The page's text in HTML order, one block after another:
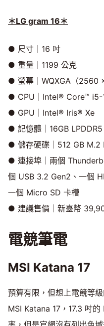
＊LG gram 16＊
● 尺寸｜16 吋
● 重量｜1199 公克
● 螢幕｜WQXGA（2560
● CPU｜Intel® Core™ i5-
● GPU｜Intel® Iris® Xe
● 記憶體｜16GB LPDDR5
● 儲存硬碟｜512 GB M.2
● 連接埠｜兩個
個 USB 3.2 Gen2、一個
一個 Micro SD 卡槽
● 建議售價｜新臺幣
電競筆電
MSI Katana 17
預算有限，但想上電競等
MSI Katana 17，17.3 吋